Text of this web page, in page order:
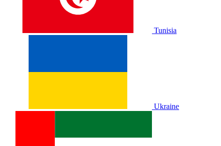
Tunisia
Ukraine